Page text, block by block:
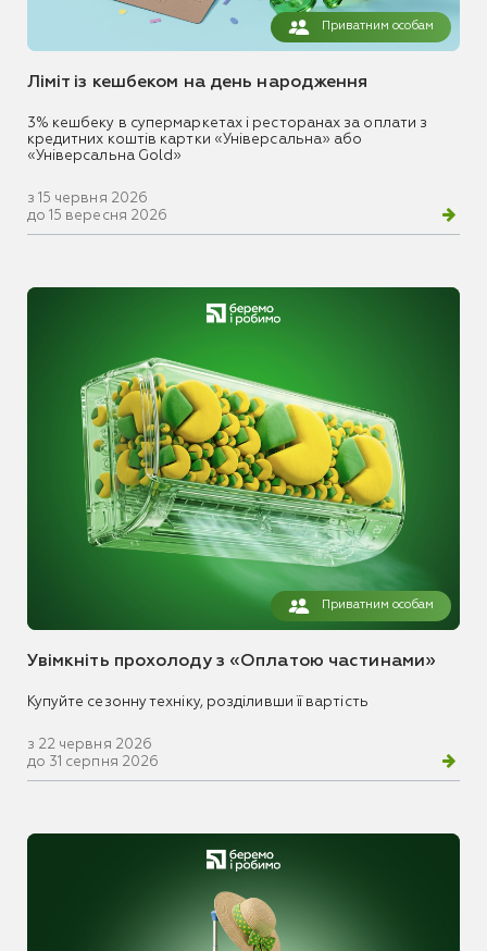
Приватним особам
Ліміт із кешбеком на день народження
3% кешбеку в супермаркетах і ресторанах за оплати з
кредитних коштів картки «Універсальна» або
«Універсальна Gold»
з 15 червня 2026
до 15 вересня 2026
Приватним особам
Увімкніть прохолоду з «Оплатою частинами»
Купуйте сезонну техніку, розділивши її вартість
з 22 червня 2026
до 31 серпня 2026